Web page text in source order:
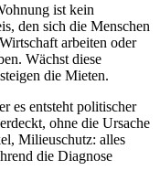
ist kein
den sich die Menschen
arbeiten oder
Wächst diese
die Mieten.
es entsteht politischer
ohne die Ursache
Milieuschutz: alles
die Diagnose